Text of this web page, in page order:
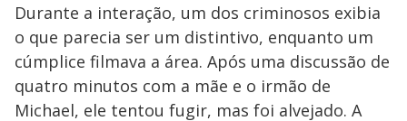
Durante a interação, um dos criminosos exibia
o que parecia ser um distintivo, enquanto um
cúmplice filmava a área. Após uma discussão de
quatro minutos com a mãe e o irmão de
Michael, ele tentou fugir, mas foi alvejado. A